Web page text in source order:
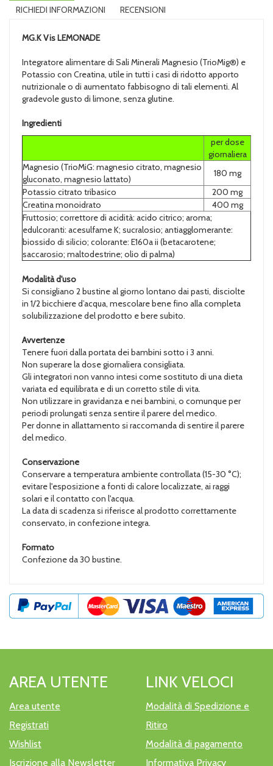
RICHIEDI INFORMAZIONI
RECENSIONI
MG.K VisLEMONADE
Integratore alimentare di Sali Minerali Magnesio (TrioMig®) e
Potassio con Creatina, utile in tutti i casi di ridotto apporto
nutrizionale o di aumentato fabbisogno di tali elementi. Al
gradevole gusto di limone, senza glutine.
Ingredienti
per dose
giornaliera
Magnesio (TrioMiG: magnesio citrato, magnesio
gluconato, magnesio lattato)
180 mg
Potassio citrato tribasico
200 mg
Creatina monoidrato
400 mg
Fruttosio; correttore di acidità: acido citrico; aroma;
edulcoranti: acesulfame K; sucralosio; antiagglomerante:
biossido di silicio; colorante: E160a ii (betacarotene;
saccarosio; maltodestrine; olio di palma)
Modalità d'uso
Si consigliano 2 bustine al giorno lontano dai pasti, disciolte
in 1/2 bicchiere d’acqua, mescolare bene fino alla completa
solubilizzazione del prodotto e bere subito.
Avvertenze
Tenere fuori dalla portata dei bambini sotto i 3 anni.
Non superare la dose giornaliera consigliata.
Gli integratori non vanno intesi come sostituto di una dieta
variata ed equilibrata e di un corretto stile di vita.
Non utilizzare in gravidanza e nei bambini, o comunque per
periodi prolungati senza sentire il parere del medico.
Per donne in allattamento si raccomanda di sentire il parere
del medico.
Conservazione
Conservare a temperatura ambiente controllata (15-30 °C);
evitare l'esposizione a fonti di calore localizzate, ai raggi
solari e il contatto con l'acqua.
La data di scadenza si riferisce al prodotto correttamente
conservato, in confezione integra.
Formato
Confezione da 30 bustine.
AREA UTENTE
Area utente
Registrati
Wishlist
Iscrizione alla Newsletter
LINK VELOCI
Modalità di Spedizione e
Ritiro
Modalità di pagamento
Informativa Privacy